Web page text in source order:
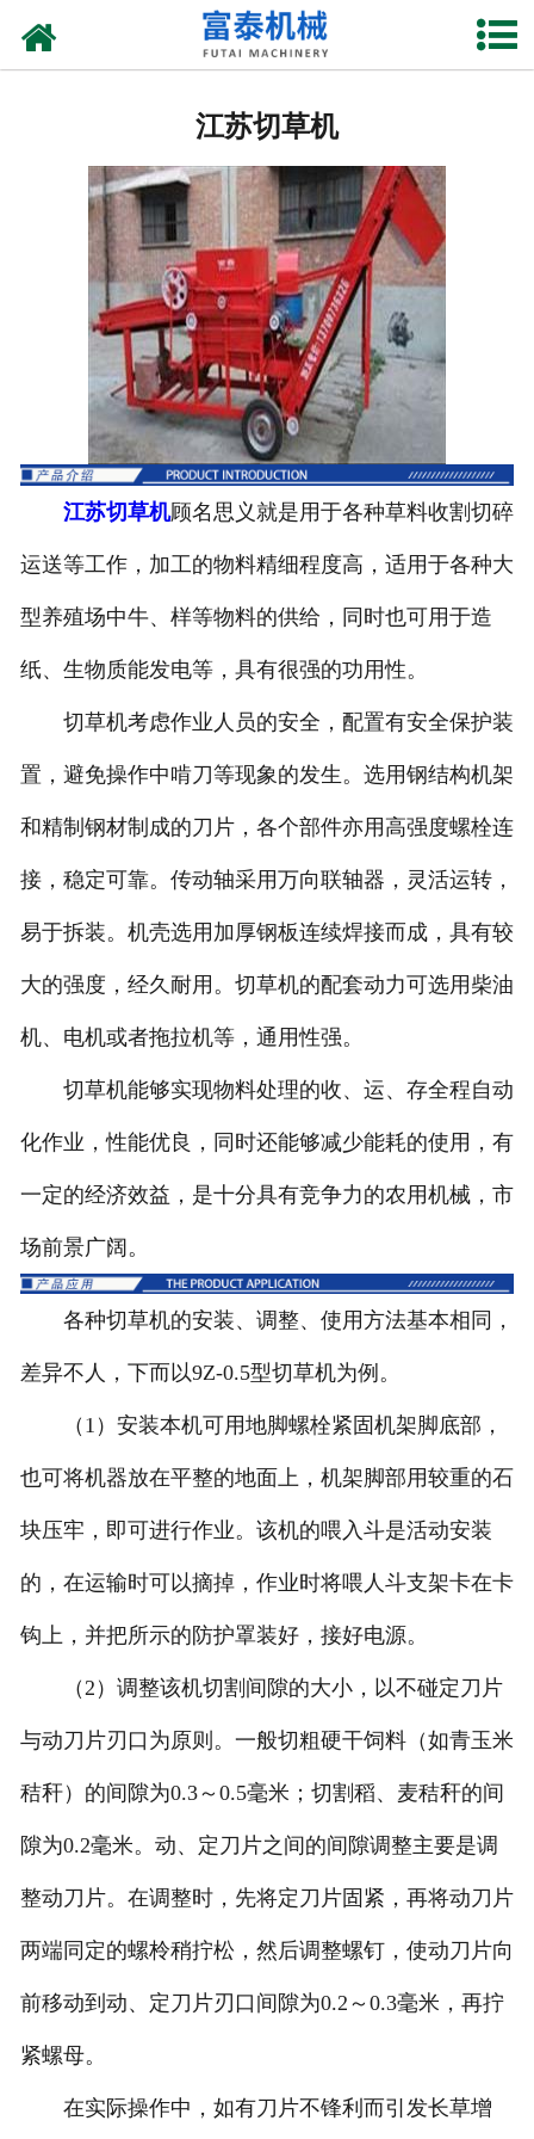
网站首页
江苏花生剥壳机
江苏玉米割台
江苏铡草机
江苏上料机
江苏切草机
江苏切草机顾名思义就是用于各种草料收割切碎
运送等工作，加工的物料精细程度高，适用于各种大
型养殖场中牛、样等物料的供给，同时也可用于造
纸、生物质能发电等，具有很强的功用性。
切草机考虑作业人员的安全，配置有安全保护装
置，避免操作中啃刀等现象的发生。选用钢结构机架
和精制钢材制成的刀片，各个部件亦用高强度螺栓连
接，稳定可靠。传动轴采用万向联轴器，灵活运转，
易于拆装。机壳选用加厚钢板连续焊接而成，具有较
大的强度，经久耐用。切草机的配套动力可选用柴油
机、电机或者拖拉机等，通用性强。
切草机能够实现物料处理的收、运、存全程自动
化作业，性能优良，同时还能够减少能耗的使用，有
一定的经济效益，是十分具有竞争力的农用机械，市
场前景广阔。
各种切草机的安装、调整、使用方法基本相同，
差异不人，下而以9Z-0.5型切草机为例。
（1）安装本机可用地脚螺栓紧固机架脚底部，
也可将机器放在平整的地面上，机架脚部用较重的石
块压牢，即可进行作业。该机的喂入斗是活动安装
的，在运输时可以摘掉，作业时将喂人斗支架卡在卡
钩上，并把所示的防护罩装好，接好电源。
（2）调整该机切割间隙的大小，以不碰定刀片
与动刀片刃口为原则。一般切粗硬干饲料（如青玉米
秸秆）的间隙为0.3～0.5毫米；切割稻、麦秸秆的间
隙为0.2毫米。动、定刀片之间的间隙调整主要是调
整动刀片。在调整时，先将定刀片固紧，再将动刀片
两端同定的螺柃稍拧松，然后调整螺钉，使动刀片向
前移动到动、定刀片刃口间隙为0.2～0.3毫米，再拧
紧螺母。
在实际操作中，如有刀片不锋利而引发长草增